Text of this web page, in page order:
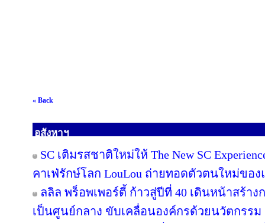
« Back
อสังหาฯ
SC เติมรสชาติใหม่ให้ The New SC
คาเฟ่รักษ์โลก LouLou ถ่ายทอดตัวตนใหม่ขอ
ลลิล พร็อพเพอร์ตี้ ก้าวสู่ปีที่ 40 เดินหน้าสร้า
เป็นศูนย์กลาง ขับเคลื่อนองค์กรด้วยนวัตกรร